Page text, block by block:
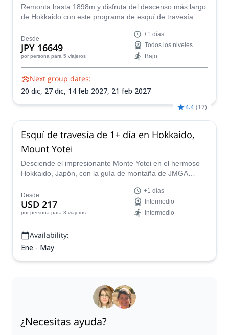
2027
Remonta hasta 1898m y disfruta del descenso más largo
de Hokkaido con este programa de esquí de travesía
JMGA.
Desde
JPY 16649
por persona para 5 viajeros
+1 días
Todos los niveles
Bajo
Next group dates:
20 dic, 27 dic, 14 feb 2027, 21 feb 2027
4.4 (17)
Esquí de travesía de 1+ día en Hokkaido,
Mount Yotei
Desciende el impresionante Monte Yotei en el hermoso
Hokkaido, Japón, con la guía de montaña de JMGA
Desde
USD 217
por persona para 3 viajeros
+1 días
Intermedio
Intermedio
Availability:
Ene - May
¿Necesitas ayuda?